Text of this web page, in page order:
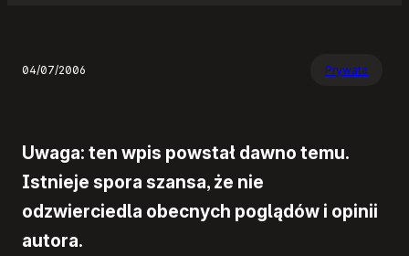
04/07/2006 Prywata
Uwaga: ten wpis powstał dawno temu.
Istnieje spora szansa, że nie
odzwierciedla obecnych poglądów i opinii
autora.